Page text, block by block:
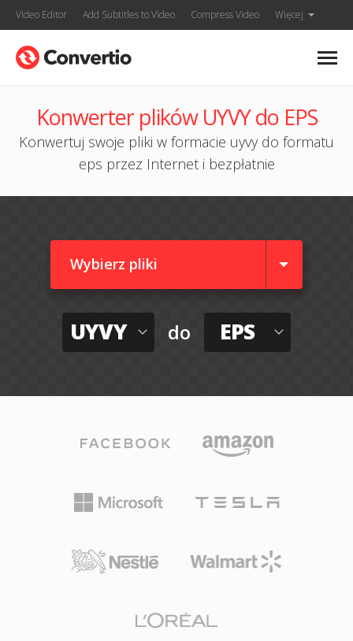
Video Editor Add Subtitles to Video Compress Video Więcej
Konwerter plików UYVY do EPS
Konwertuj swoje pliki w formacie uyvy do formatu
eps przez Internet i bezpłatnie
Wybierz pliki
UYVY do EPS